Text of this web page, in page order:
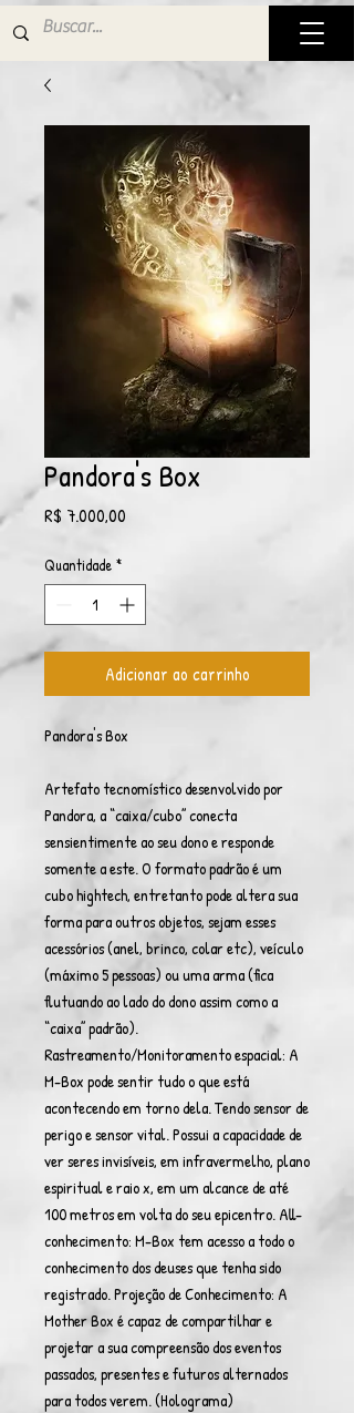
Pandora's Box
R$ 7.000,00
Quantidade *
Adicionar ao carrinho
Pandora's Box
Artefato tecnomístico desenvolvido por
Pandora, a “caixa/cubo” conecta
sensientimente ao seu dono e responde
somente a este. O formato padrão é um
cubo hightech, entretanto pode altera sua
forma para outros objetos, sejam esses
acessórios (anel, brinco, colar etc), veículo
(máximo 5 pessoas) ou uma arma (fica
flutuando ao lado do dono assim como a
“caixa” padrão).
Rastreamento/Monitoramento espacial: A
M-Box pode sentir tudo o que está
acontecendo em torno dela. Tendo sensor de
perigo e sensor vital. Possui a capacidade de
ver seres invisíveis, em infravermelho, plano
espiritual e raio x, em um alcance de até
100 metros em volta do seu epicentro. All-
conhecimento: M-Box tem acesso a todo o
conhecimento dos deuses que tenha sido
registrado. Projeção de Conhecimento: A
Mother Box é capaz de compartilhar e
projetar a sua compreensão dos eventos
passados, presentes e futuros alternados
para todos verem. (Holograma)